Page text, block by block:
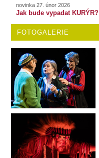
novinka 27. únor 2026
Jak bude vypadat KURÝR?
FOTOGALERIE